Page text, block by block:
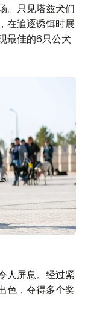
。只见塔兹犬们
在追逐诱饵时展
最佳的6只公犬
人屏息。经过紧
色，夺得多个奖